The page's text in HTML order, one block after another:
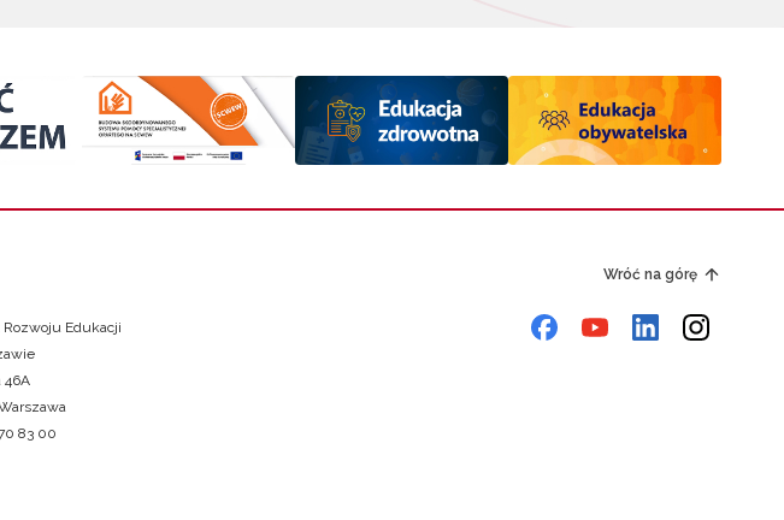
Wróć na górę
Rozwoju Edukacji
46A
83 00